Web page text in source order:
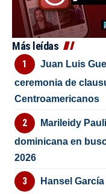
Más leídas
Juan Luis
ceremonia de
Centroamericanos
Marileidy
dominicana en
2026
Hansel